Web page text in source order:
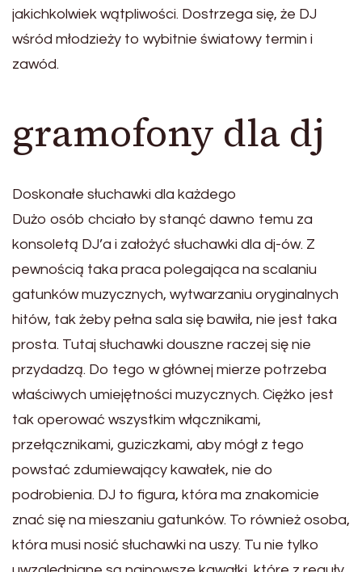
jakichkolwiek wątpliwości. Dostrzega się, że DJ
wśród młodzieży to wybitnie światowy termin i
zawód.
gramofony dla dj
Doskonałe słuchawki dla każdego
Dużo osób chciało by stanąć dawno temu za
konsoletą DJ’a i założyć słuchawki dla dj-ów. Z
pewnością taka praca polegająca na scalaniu
gatunków muzycznych, wytwarzaniu oryginalnych
hitów, tak żeby pełna sala się bawiła, nie jest taka
prosta. Tutaj słuchawki douszne raczej się nie
przydadzą. Do tego w głównej mierze potrzeba
właściwych umiejętności muzycznych. Ciężko jest
tak operować wszystkim włącznikami,
przełącznikami, guziczkami, aby mógł z tego
powstać zdumiewający kawałek, nie do
podrobienia. DJ to figura, która ma znakomicie
znać się na mieszaniu gatunków. To również osoba,
która musi nosić słuchawki na uszy. Tu nie tylko